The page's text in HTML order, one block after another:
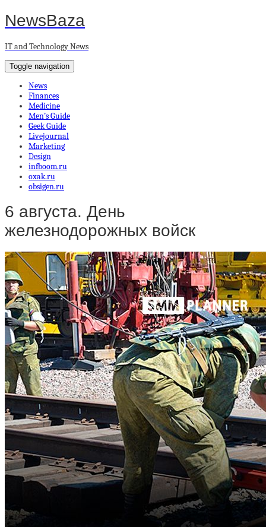
NewsBaza
IT and Technology News
Toggle navigation
News
Finances
Medicine
Men’s Guide
Geek Guide
Livejournal
Marketing
Design
infboom.ru
oxak.ru
obsigen.ru
6 августа. День
железнодорожных войск